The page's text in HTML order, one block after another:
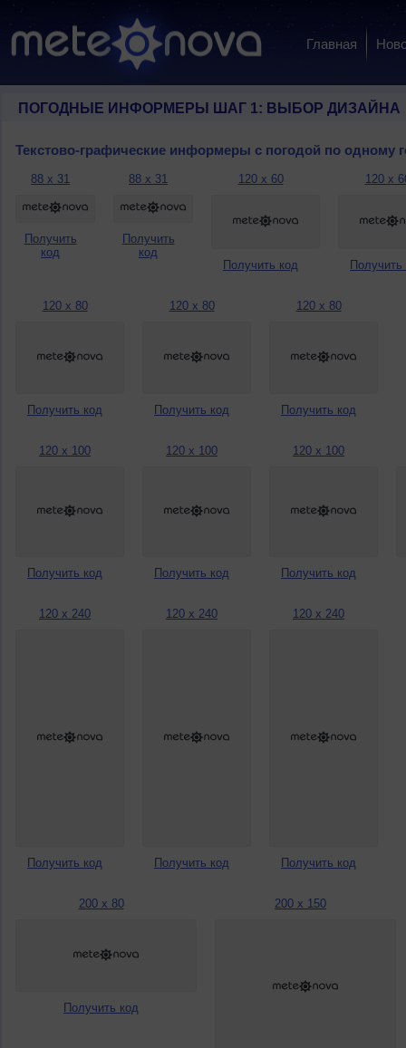
Главная
ПОГОДНЫЕ ИНФОРМЕРЫ ШАГ 1: ВЫБОР ДИЗАЙНА
Текстово-графические информеры с погодой по одному
88 x 31
Получить
код
88 x 31
Получить
код
120 x 60
Получить код
120 x
Получить
120 x 80
Получить код
120 x 80
Получить код
120 x 80
Получить код
120 x 100
Получить код
120 x 100
Получить код
120 x 100
Получить код
120 x 240
Получить код
120 x 240
Получить код
120 x 240
Получить код
200 x 80
Получить код
200 x 150